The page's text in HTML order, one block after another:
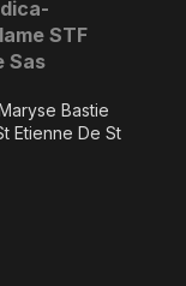
STF
Sas
Bastie
Etienne De St